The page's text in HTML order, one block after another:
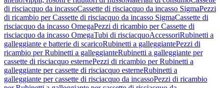
di risciacquo da incassoCassette di risciacquo da incasso SigmaPezzi
di ricambio per Cassette di risciacquo da incasso SigmaCassette di
risciacquo da incasso OmegaPezzi di ricambio per Cassette di
risciacquo da incasso OmegaTubi di risciacquoAccessoriRubinetti a
galleggiante e batterie di scaricoRubinetti a galleggiantePezzi di
ricambio per Rubinetti a galleggianteRubinetti a galleggiante per
cassette di risciacquo esternePezzi di ricambio per Rubinetti a
galleggiante per cassette di risciacquo esterneRubinetti a
galleggiante per cassette di risciacquo da incassoPezzi di ricambio